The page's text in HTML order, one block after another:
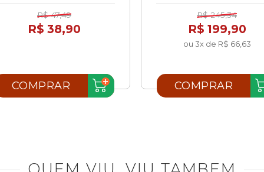
R$ 47,49
R$ 38,90
COMPRAR
R$ 245,34
R$ 199,90
ou 3x de R$ 66,63
COMPRAR